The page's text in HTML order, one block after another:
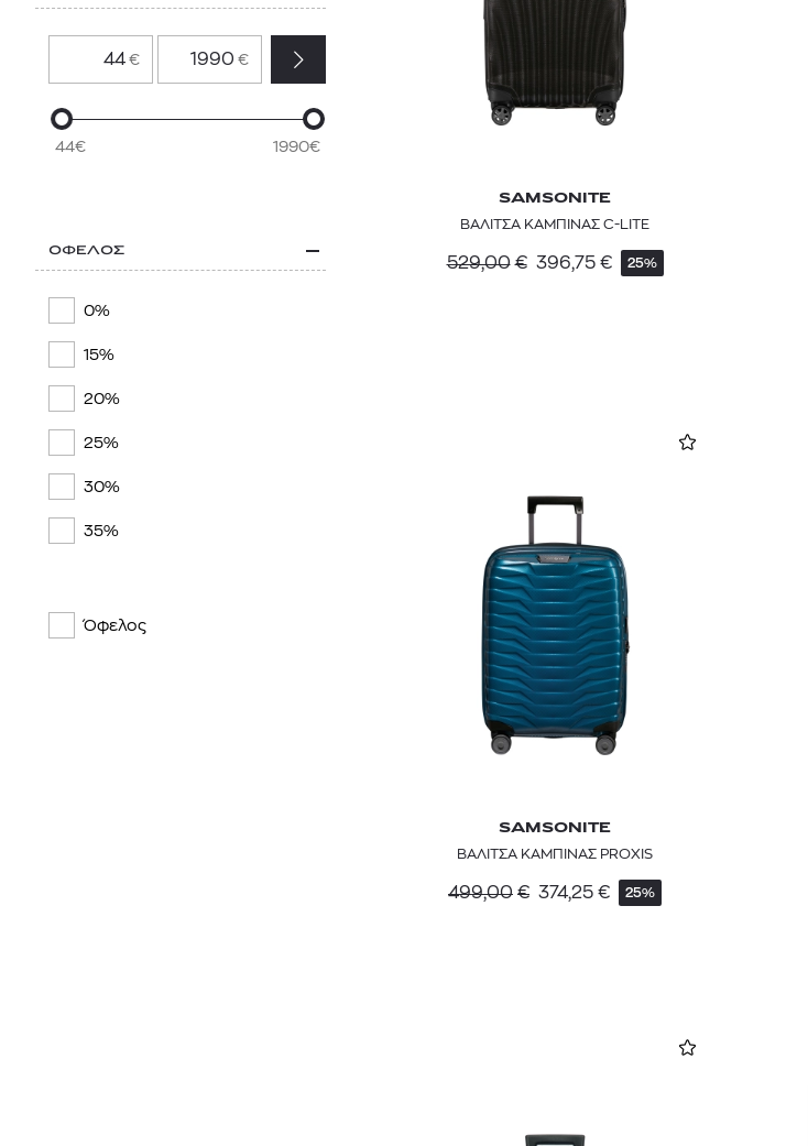
€ €
44€ 1990€
ΟΦΕΛΟΣ
0%
15%
20%
25%
30%
35%
Όφελος
SAMSONITE
ΒΑΛΙΤΣΑ ΚΑΜΠΙΝΑΣ C-LITE
529,00 € 396,75 € 25%
SAMSONITE
ΒΑΛΙΤΣΑ ΚΑΜΠΙΝΑΣ PROXIS
499,00 € 374,25 € 25%